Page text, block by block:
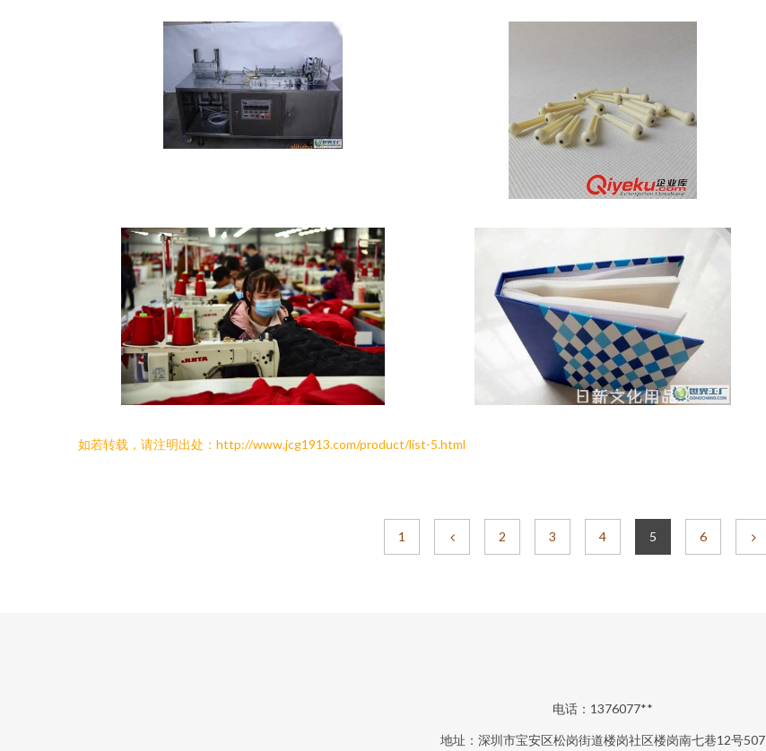
如若转载，请注明出处：http://www.jcg1913.com/product/list-5.html
1 2 3 4 5 6
电话：1376077**
地址：深圳市宝安区松岗街道楼岗社区楼岗南七巷12号507